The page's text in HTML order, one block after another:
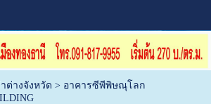
ต่างจังหวัด > อาคารซีพีพิษณุโลก